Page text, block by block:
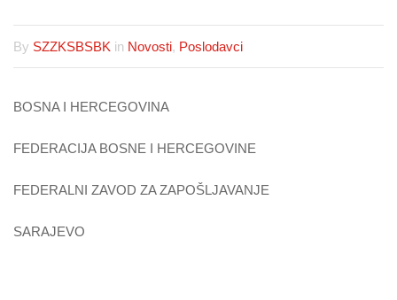
By SZZKSBSBK in Novosti, Poslodavci
BOSNA I HERCEGOVINA
FEDERACIJA BOSNE I HERCEGOVINE
FEDERALNI ZAVOD ZA ZAPOŠLJAVANJE
SARAJEVO